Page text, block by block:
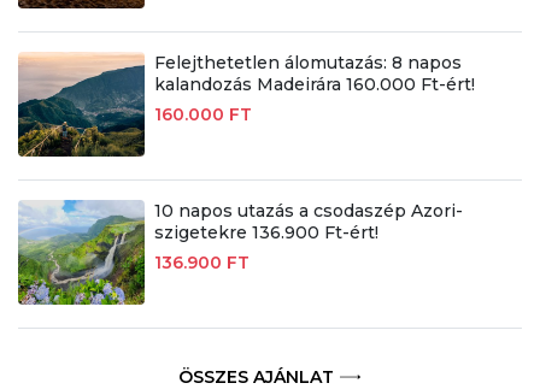
Felejthetetlen álomutazás: 8 napos
kalandozás Madeirára 160.000 Ft-ért!
160.000 FT
10 napos utazás a csodaszép Azori-
szigetekre 136.900 Ft-ért!
136.900 FT
ÖSSZES AJÁNLAT